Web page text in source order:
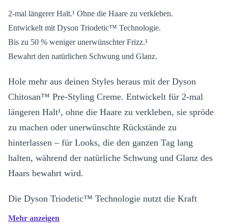
2-mal längerer Halt.¹ Ohne die Haare zu verkleben.
Entwickelt mit Dyson Triodetic™ Technologie.
Bis zu 50 % weniger unerwünschter Frizz.¹
Bewahrt den natürlichen Schwung und Glanz.
Hole mehr aus deinen Styles heraus mit der Dyson
Chitosan™ Pre-Styling Creme. Entwickelt für 2-mal
längeren Halt¹, ohne die Haare zu verkleben, sie spröde
zu machen oder unerwünschte Rückstände zu
hinterlassen – für Looks, die den ganzen Tag lang
halten, während der natürliche Schwung und Glanz des
Haars bewahrt wird.
Die Dyson Triodetic™ Technologie nutzt die Kraft
unseres Hauptinhaltsstoffs Chitosan, um flexible, leichte
Mehr anzeigen